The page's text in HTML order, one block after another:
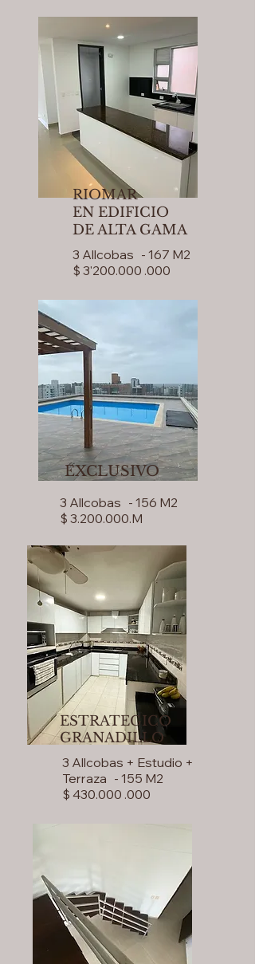
RIOMAR
EN EDIFICIO
DE ALTA GAMA
3 Allcobas - 167 M2
$ 3'200.000 .000
EXCLUSIVO
3 Allcobas - 156 M2
$ 3.200.000.M
ESTRATEGICO
GRANADILLO
3 Allcobas + Estudio +
Terraza - 155 M2
$ 430.000 .000